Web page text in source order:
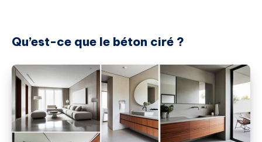
Qu’est-ce que le béton ciré ?